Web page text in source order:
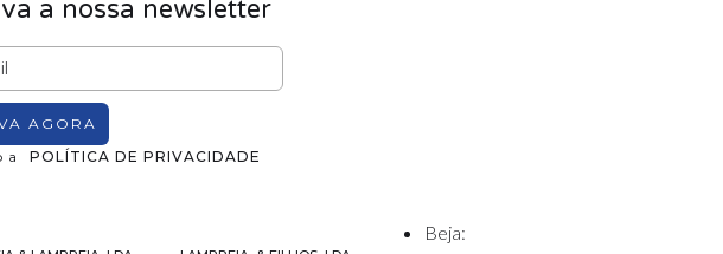
a nossa newsletter
a POLÍTICA DE PRIVACIDADE
Beja: